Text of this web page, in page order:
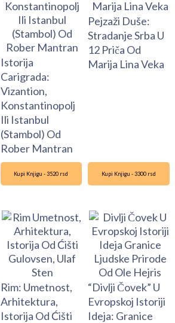
Istorija
Carigrada:
Vizantion,
Konstantinopolj
Ili Istanbul
(Stambol) Od
Rober Mantran
Pejzaži Duše:
Stradanje Srba U
12 Priča Od
Marija Lina Veka
Kupi Knjigu - 3520 rsd
Rim: Umetnost,
Arhitektura,
Istorija Od Ćišti
Kupi Knjigu - 3300 rsd
“Divlji Čovek” U
Evropskoj Istoriji
Ideja: Granice